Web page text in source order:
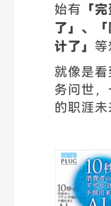
始有 「
了」、
计了」 等
就像是
务问世
的职涯未